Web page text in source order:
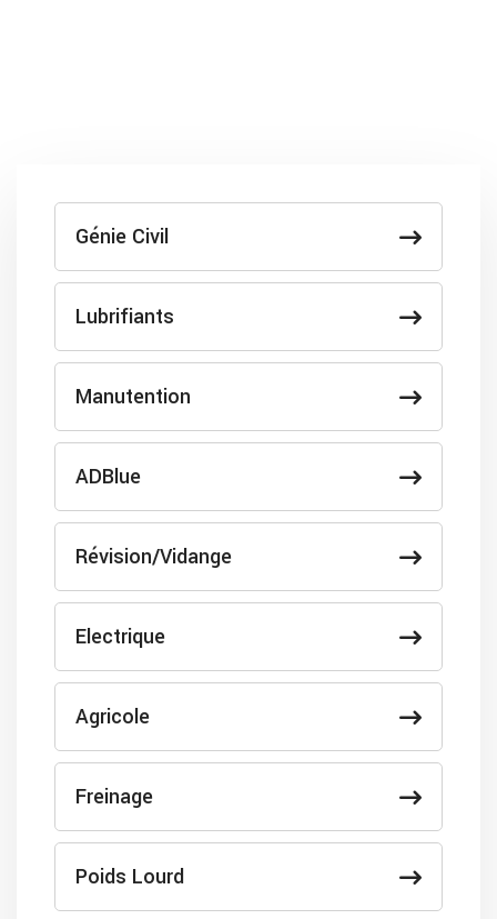
Génie Civil
Lubrifiants
Manutention
ADBlue
Révision/Vidange
Electrique
Agricole
Freinage
Poids Lourd